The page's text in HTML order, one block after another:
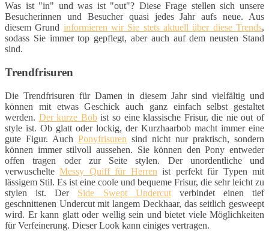
Was ist "in" und was ist "out"? Diese Frage stellen sich unsere
Besucherinnen und Besucher quasi jedes Jahr aufs neue. Aus
diesem Grund informieren wir Sie stets aktuell über diese Trends,
sodass Sie immer top gepflegt, aber auch auf dem neusten Stand
sind.
Trendfrisuren
Die Trendfrisuren für Damen in diesem Jahr sind vielfältig und
können mit etwas Geschick auch ganz einfach selbst gestaltet
werden. Der kurze Bobist so eine klassische Frisur, die nie out of
style ist. Ob glatt oder lockig, der Kurzhaarbob macht immer eine
gute Figur. Auch Ponyfrisuren sind nicht nur praktisch, sondern
können immer stilvoll aussehen. Sie können den Pony entweder
offen tragen oder zur Seite stylen. Der unordentliche und
verwuschelteMessy Quiff für Herren ist perfekt für Typen mit
lässigem Stil. Es ist eine coole und bequeme Frisur, die sehr leicht zu
stylen ist. Der Side Swept Undercutverbindet einen tief
geschnittenen Undercut mit langem Deckhaar, das seitlich gesweept
wird. Er kann glatt oder wellig sein und bietet viele Möglichkeiten
für Verfeinerung. Dieser Look kann einiges vertragen.